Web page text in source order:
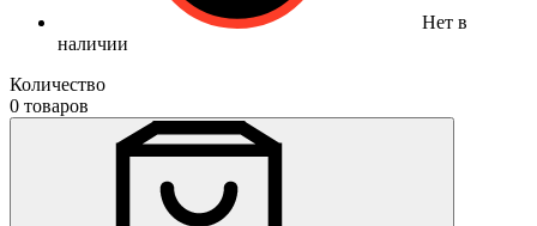
Нет в
наличии
Количество
0 товаров